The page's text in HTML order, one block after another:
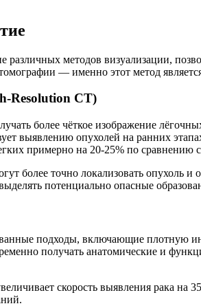
методов визуализации,
— именно этот метод
Resolution CT)
более чёткое изображение
выявлению опухолей на ранних
примерно на 20-25% по
более точно локализовать опухоль
потенциально опасные
подходы, включающие плотную
получать анатомические и
скорость выявления рака